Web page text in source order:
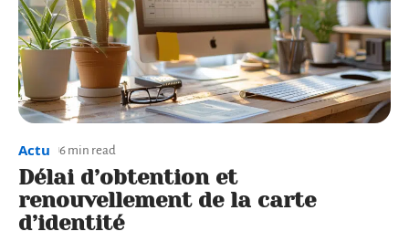
Actu 6 min read
Délai d’obtention et
renouvellement de la carte
d’identité